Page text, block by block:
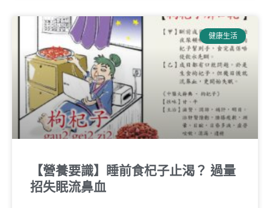
健康生活
【營養要識】睡前食杞子止渴？ 過量
招失眠流鼻血